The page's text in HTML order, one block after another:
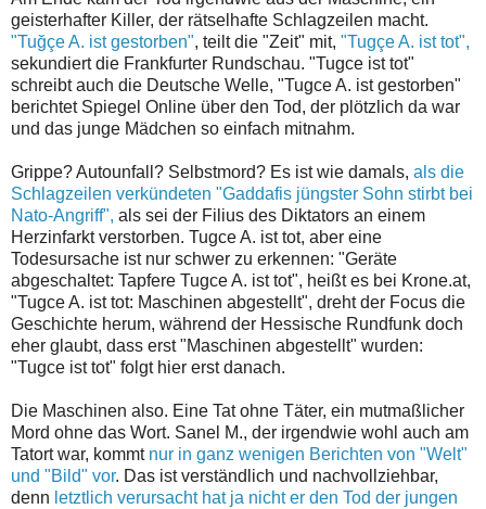
geisterhafter Killer, der rätselhafte Schlagzeilen macht.
"Tuğçe A. ist gestorben", teilt die "Zeit" mit, "Tugçe A. ist tot",
sekundiert die Frankfurter Rundschau. "Tugce ist tot"
schreibt auch die Deutsche Welle, "Tugce A. ist gestorben"
berichtet Spiegel Online über den Tod, der plötzlich da war
und das junge Mädchen so einfach mitnahm.
Grippe? Autounfall? Selbstmord? Es ist wie damals, als die
Schlagzeilen verkündeten "Gaddafis jüngster Sohn stirbt bei
Nato-Angriff", als sei der Filius des Diktators an einem
Herzinfarkt verstorben. Tugce A. ist tot, aber eine
Todesursache ist nur schwer zu erkennen: "Geräte
abgeschaltet: Tapfere Tugce A. ist tot", heißt es bei Krone.at,
"Tugce A. ist tot: Maschinen abgestellt", dreht der Focus die
Geschichte herum, während der Hessische Rundfunk doch
eher glaubt, dass erst "Maschinen abgestellt" wurden:
"Tugce ist tot" folgt hier erst danach.
Die Maschinen also. Eine Tat ohne Täter, ein mutmaßlicher
Mord ohne das Wort. Sanel M., der irgendwie wohl auch am
Tatort war, kommt nur in ganz wenigen Berichten von "Welt"
und "Bild" vor. Das ist verständlich und nachvollziehbar,
denn letztlich verursacht hat ja nicht er den Tod der jungen